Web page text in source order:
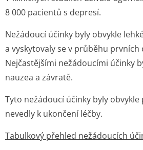
8 000 pacientů s depresí.
Nežádoucí účinky byly obvykle
a vyskytovaly se v průběhu prvních
Nejčastějšími nežádoucími účinky
nauzea a závratě.
Tyto nežádoucí účinky byly
nevedly k ukončení léčby.
Tabulkový přehled nežádoucích